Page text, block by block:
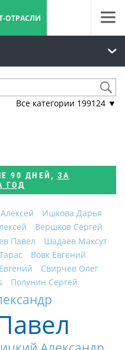
ОТРАСЛИ
Все категории 199124 ▼
90 ДНЕЙ , ЗА
ГОД
Ишкова Дарья
Вершков Сергей
Павел
Шадаев Максут
Вовк Евгений
Свирчев Олег
Полунин Сергей